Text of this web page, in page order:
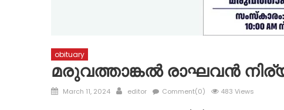
obituary
മരുവത്താങ്കൽ രാഘവൻ
Posted
March 11, 2024 Author
editor Comment(0) 483 Views